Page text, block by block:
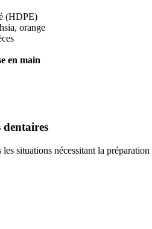
(HDPE)
orange
en main
situations nécessitant la